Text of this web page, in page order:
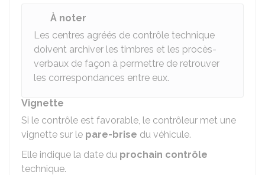
À noter
Les centres agréés de contrôle technique
doivent archiver les timbres et les procès-
verbaux de façon à permettre de retrouver
les correspondances entre eux.
Vignette
Si le contrôle est favorable, le contrôleur met une
vignette sur le pare-brise du véhicule.
Elle indique la date du prochain contrôle
technique.